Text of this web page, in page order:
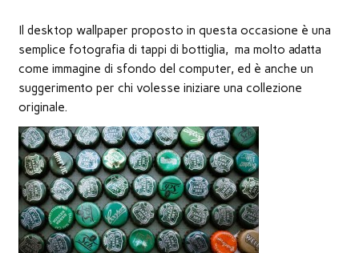
Facebook
apre
una
finestra)
su
Twitter
(Si
apre
in
una
nuova
finestra)
su
LinkedIn
(Si
in
nuova
su
(Si
apre
in
nuova
l'articolo
via
mail
un
amico
(Si
nuova
finestra)
Il desktop wallpaper proposto in questa occasione è una
semplice fotografia di tappi di bottiglia, ma molto adatta
come immagine di sfondo del computer, ed è anche un
suggerimento per chi volesse iniziare una collezione
originale.